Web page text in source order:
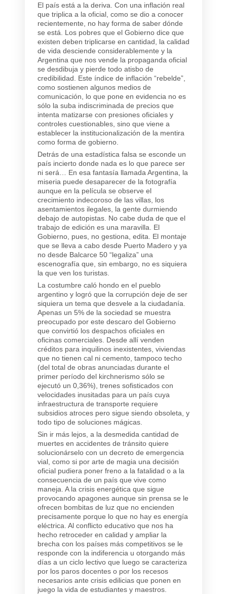
El país está a la deriva. Con una inflación real
que triplica a la oficial, como se dio a conocer
recientemente, no hay forma de saber dónde
se está. Los pobres que el Gobierno dice que
existen deben triplicarse en cantidad, la calidad
de vida desciende considerablemente y la
Argentina que nos vende la propaganda oficial
se desdibuja y pierde todo atisbo de
credibilidad. Este índice de inflación “rebelde”,
como sostienen algunos medios de
comunicación, lo que pone en evidencia no es
sólo la suba indiscriminada de precios que
intenta matizarse con presiones oficiales y
controles cuestionables, sino que viene a
establecer la institucionalización de la mentira
como forma de gobierno.
Detrás de una estadística falsa se esconde un
país incierto donde nada es lo que parece ser
ni será… En esa fantasía llamada Argentina, la
miseria puede desaparecer de la fotografía
aunque en la película se observe el
crecimiento indecoroso de las villas, los
asentamientos ilegales, la gente durmiendo
debajo de autopistas. No cabe duda de que el
trabajo de edición es una maravilla. El
Gobierno, pues, no gestiona, edita. El montaje
que se lleva a cabo desde Puerto Madero y ya
no desde Balcarce 50 “legaliza” una
escenografía que, sin embargo, no es siquiera
la que ven los turistas.
La costumbre caló hondo en el pueblo
argentino y logró que la corrupción deje de ser
siquiera un tema que desvele a la ciudadanía.
Apenas un 5% de la sociedad se muestra
preocupado por este descaro del Gobierno
que convirtió los despachos oficiales en
oficinas comerciales. Desde allí venden
créditos para inquilinos inexistentes, viviendas
que no tienen cal ni cemento, tampoco techo
(del total de obras anunciadas durante el
primer período del kirchnerismo sólo se
ejecutó un 0,36%), trenes sofisticados con
velocidades inusitadas para un país cuya
infraestructura de transporte requiere
subsidios atroces pero sigue siendo obsoleta, y
todo tipo de soluciones mágicas.
Sin ir más lejos, a la desmedida cantidad de
muertes en accidentes de tránsito quiere
solucionárselo con un decreto de emergencia
vial, como si por arte de magia una decisión
oficial pudiera poner freno a la fatalidad o a la
consecuencia de un país que vive como
maneja. A la crisis energética que sigue
provocando apagones aunque sin prensa se le
ofrecen bombitas de luz que no encienden
precisamente porque lo que no hay es energía
eléctrica. Al conflicto educativo que nos ha
hecho retroceder en calidad y ampliar la
brecha con los países más competitivos se le
responde con la indiferencia u otorgando más
días a un ciclo lectivo que luego se caracteriza
por los paros docentes o por los recesos
necesarios ante crisis edilicias que ponen en
juego la vida de estudiantes y maestros.